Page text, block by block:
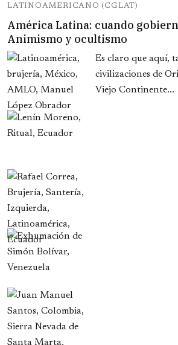
LATINOAMERICANO (CGLAT)
América Latina: cuando
Animismo y ocultismo
Es claro que aquí,
civilizaciones de
Viejo Continente...